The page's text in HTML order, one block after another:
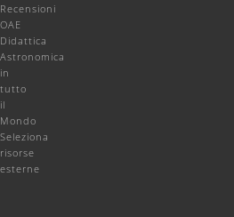
Recensioni
OAE
Didattica
Astronomica
in
tutto
il
Mondo
Seleziona
risorse
esterne